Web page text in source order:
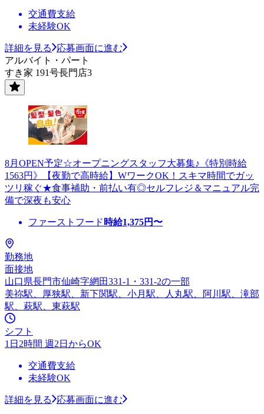
交通費支給
未経験OK
詳細を見る
応募画面に進む
アルバイト・パート
すき家 191号長門店3
8月OPEN予定☆オープニングスタッフ大募集♪《特別時給
1563円》【夜勤で高時給】WワークOK！スキマ時間でガッ
ツリ稼ぐ★食事補助・前払い有◎セルフレジ＆マニュアル完
備で深夜も安心
ファーストフード 時給1,375円〜
勤務地
面接地
山口県長門市仙崎字網田331-1・331-2の一部
美祢駅、厚狭駅、新下関駅、小月駅、人丸駅、阿川駅、滝部
駅、萩駅、東萩駅
シフト
1日2時間 週2日からOK
交通費支給
未経験OK
詳細を見る 応募画面に進む